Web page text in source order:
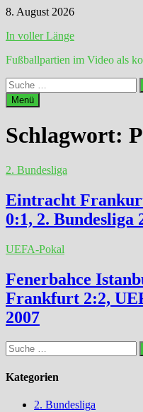
Zum
springen
8. August 2026
In voller Länge
Fußballpartien im Video als
Suche
nach:
Menü
Schlagwort:
2. Bundesliga
Eintracht
0:1, 2. Bundesliga
UEFA-Pokal
Fenerbahce
Frankfurt 2:2,
2007
Suche
nach:
Kategorien
2. Bundesliga